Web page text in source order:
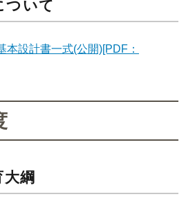
ついて
本設計書一式(公開)[PDF：
綱